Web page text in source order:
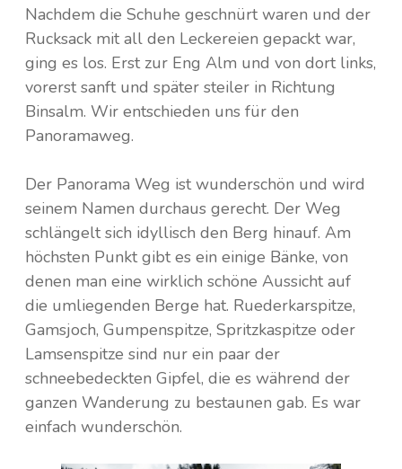
Nachdem die Schuhe geschnürt waren und der
Rucksack mit all den Leckereien gepackt war,
ging es los. Erst zur Eng Alm und von dort links,
vorerst sanft und später steiler in Richtung
Binsalm. Wir entschieden uns für den
Panoramaweg.
Der Panorama Weg ist wunderschön und wird
seinem Namen durchaus gerecht. Der Weg
schlängelt sich idyllisch den Berg hinauf. Am
höchsten Punkt gibt es ein einige Bänke, von
denen man eine wirklich schöne Aussicht auf
die umliegenden Berge hat. Ruederkarspitze,
Gamsjoch, Gumpenspitze, Spritzkaspitze oder
Lamsenspitze sind nur ein paar der
schneebedeckten Gipfel, die es während der
ganzen Wanderung zu bestaunen gab. Es war
einfach wunderschön.